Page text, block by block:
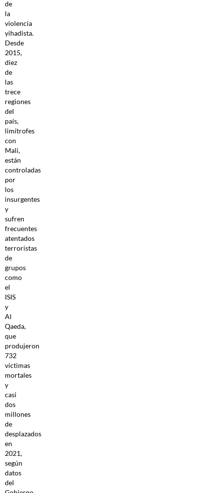
de
la
violencia
yihadista.
Desde
2015,
diez
de
las
trece
regiones
del
país,
limítrofes
con
Mali,
están
controladas
por
los
insurgentes
y
sufren
frecuentes
atentados
terroristas
de
grupos
como
el
ISIS
y
Al
Qaeda,
que
produjeron
732
víctimas
mortales
y
casi
dos
millones
de
desplazados
en
2021,
según
datos
del